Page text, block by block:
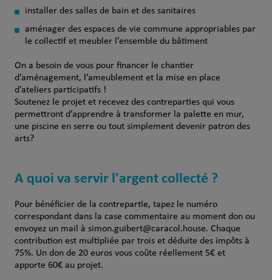
installer des salles de bain et des sanitaires
aménager des espaces de vie commune appropriables par
le collectif et meubler l’ensemble du bâtiment
On a besoin de vous pour financer le chantier
d’aménagement, l’ameublement et la mise en place
d’ateliers participatifs !
Soutenez le projet et recevez des contreparties qui vous
permettront d’apprendre à transformer la palette en mur,
une piscine en serre ou tout simplement devenir patron des
arts?
A quoi va servir l'argent collecté ?
Pour bénéficier de la contrepartie, tapez le numéro
correspondant dans la case commentaire au moment don ou
envoyez un mail à simon.guibert@caracol.house. Chaque
contribution est multipliée par trois et déduite des impôts à
75%. Un don de 20 euros vous coûte réellement 5€ et
apporte 60€ au projet.